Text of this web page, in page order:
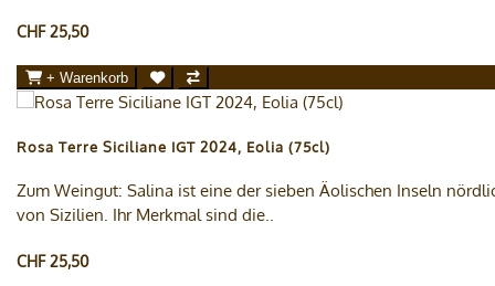
CHF 25,50
+ Warenkorb
Rosa Terre Siciliane IGT 2024, Eolia (75cl)
Zum Weingut: Salina ist eine der sieben Äolischen Inseln
von Sizilien. Ihr Merkmal sind die..
CHF 25,50